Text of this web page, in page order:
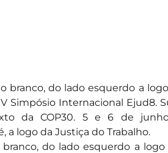
do lado esquerdo a logo